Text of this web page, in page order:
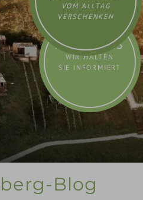
VOM ALLTAG
VERSCHENKEN
AKTUELLES
WIR HALTEN
SIE INFORMIERT
Blog